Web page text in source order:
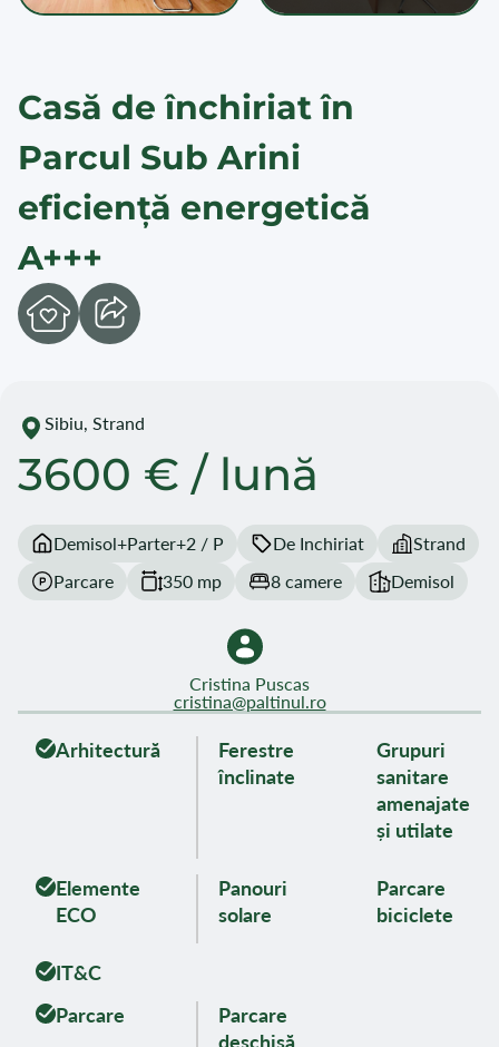
Casă de închiriat în
Parcul Sub Arini
eficiență energetică
A+++
Sibiu, Strand
3600 € / lună
Demisol+Parter+2 / P De Inchiriat
Strand
Parcare
350 mp 8 camere Demisol
Cristina Puscas
cristina@paltinul.ro
Arhitectură
Ferestre
înclinate
Grupuri
sanitare
amenajate
și utilate
Elemente
ECO
Panouri
solare
Parcare
biciclete
IT&C
Parcare
Parcare
deschisă